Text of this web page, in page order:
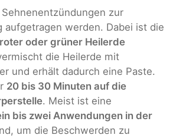
zur
aufgetragen werden. Dabei ist die
roter oder grüner Heilerde
die Heilerde mit
und erhält dadurch eine Paste.
20 bis 30 Minuten auf die
. Meist ist eine
bis zwei Anwendungen in der
um die Beschwerden zu